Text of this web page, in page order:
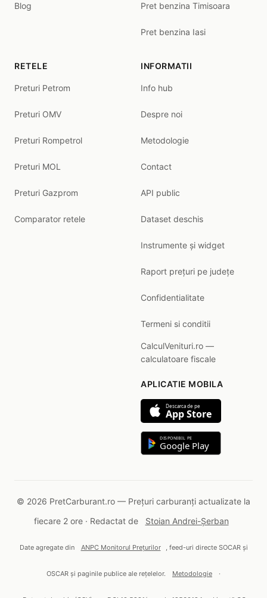
Blog Pret benzina Timisoara
Pret benzina Iasi
RETELE
Preturi Petrom
Preturi OMV
Preturi Rompetrol
Preturi MOL
Preturi Gazprom
Comparator retele
INFORMATII
Info hub
Despre noi
Metodologie
Contact
API public
Dataset deschis
Instrumente și widget
Raport prețuri pe județe
Confidentialitate
Termeni si conditii
CalculVenituri.ro —
calculatoare fiscale
APLICATIE MOBILA
Descarca de pe
App Store
DISPONIBIL PE
Google Play
© 2026 PretCarburant.ro — Prețuri carburanți actualizate la
fiecare 2 ore · Redactat de
Stoian Andrei-Șerban
Date agregate din ANPC Monitorul Prețurilor , feed-uri directe SOCAR și
OSCAR și paginile publice ale rețelelor. Metodologie ·